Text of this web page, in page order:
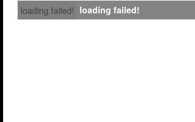
loading failed! loading failed!